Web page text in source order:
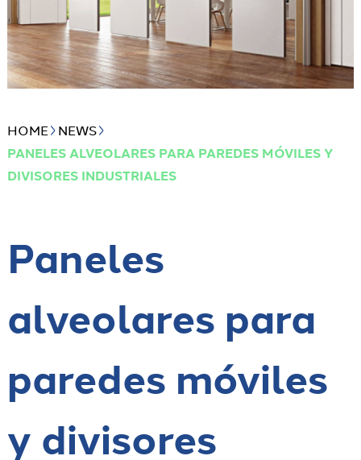
HOME NEWS
PANELES ALVEOLARES PARA PAREDES MÓVILES Y
DIVISORES INDUSTRIALES
Paneles
alveolares para
paredes móviles
y divisores